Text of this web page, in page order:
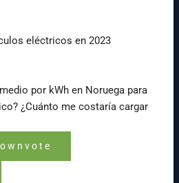
eléctricos en 2023
por kWh en Noruega para
¿Cuánto me costaría cargar